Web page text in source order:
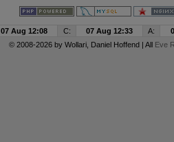
07 Aug 12:08 C: 07 Aug 12:33 A:
© 2008-2026 by Wollari, Daniel Hoffend | All Eve